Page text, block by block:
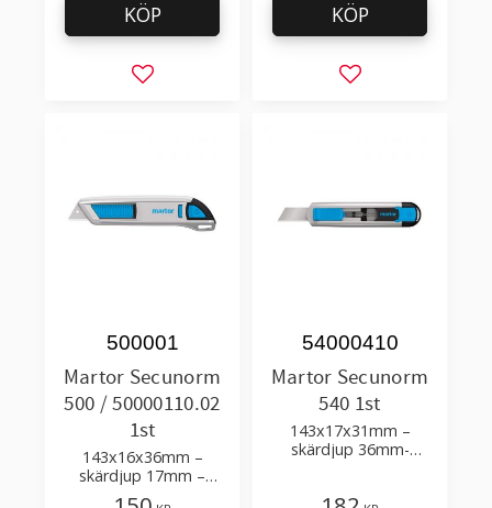
Lägg till i favoriter
KÖP
Lägg till i
KÖP
Martor Secunorm
500 / 50000110.02
1st
143x16x36mm –
skärdjup 17mm –
automatiskt indragbart
500001
Martor Secunorm
540 1st
143x17x31mm –
skärdjup 36mm-
54000410